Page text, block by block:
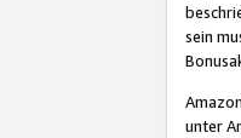
sein
unter